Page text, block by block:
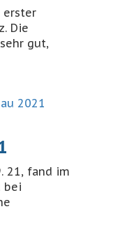
erster
Die
gut,
21, fand im
bei